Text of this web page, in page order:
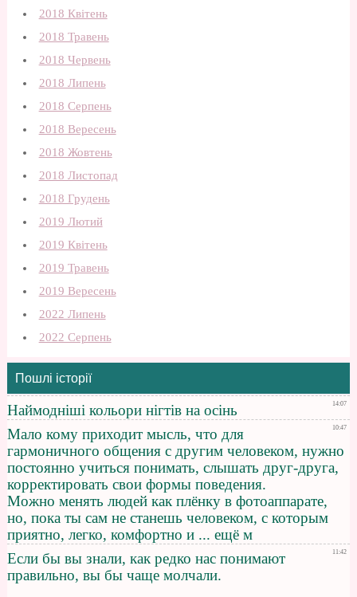
2018 Квітень
2018 Травень
2018 Червень
2018 Липень
2018 Серпень
2018 Вересень
2018 Жовтень
2018 Листопад
2018 Грудень
2019 Лютий
2019 Квітень
2019 Травень
2019 Вересень
2022 Липень
2022 Серпень
Пошлі історії